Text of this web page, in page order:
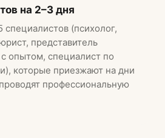
на 2–3 дня
(психолог,
представитель
опытом, специалист по
которые приезжают на дни
профессиональную